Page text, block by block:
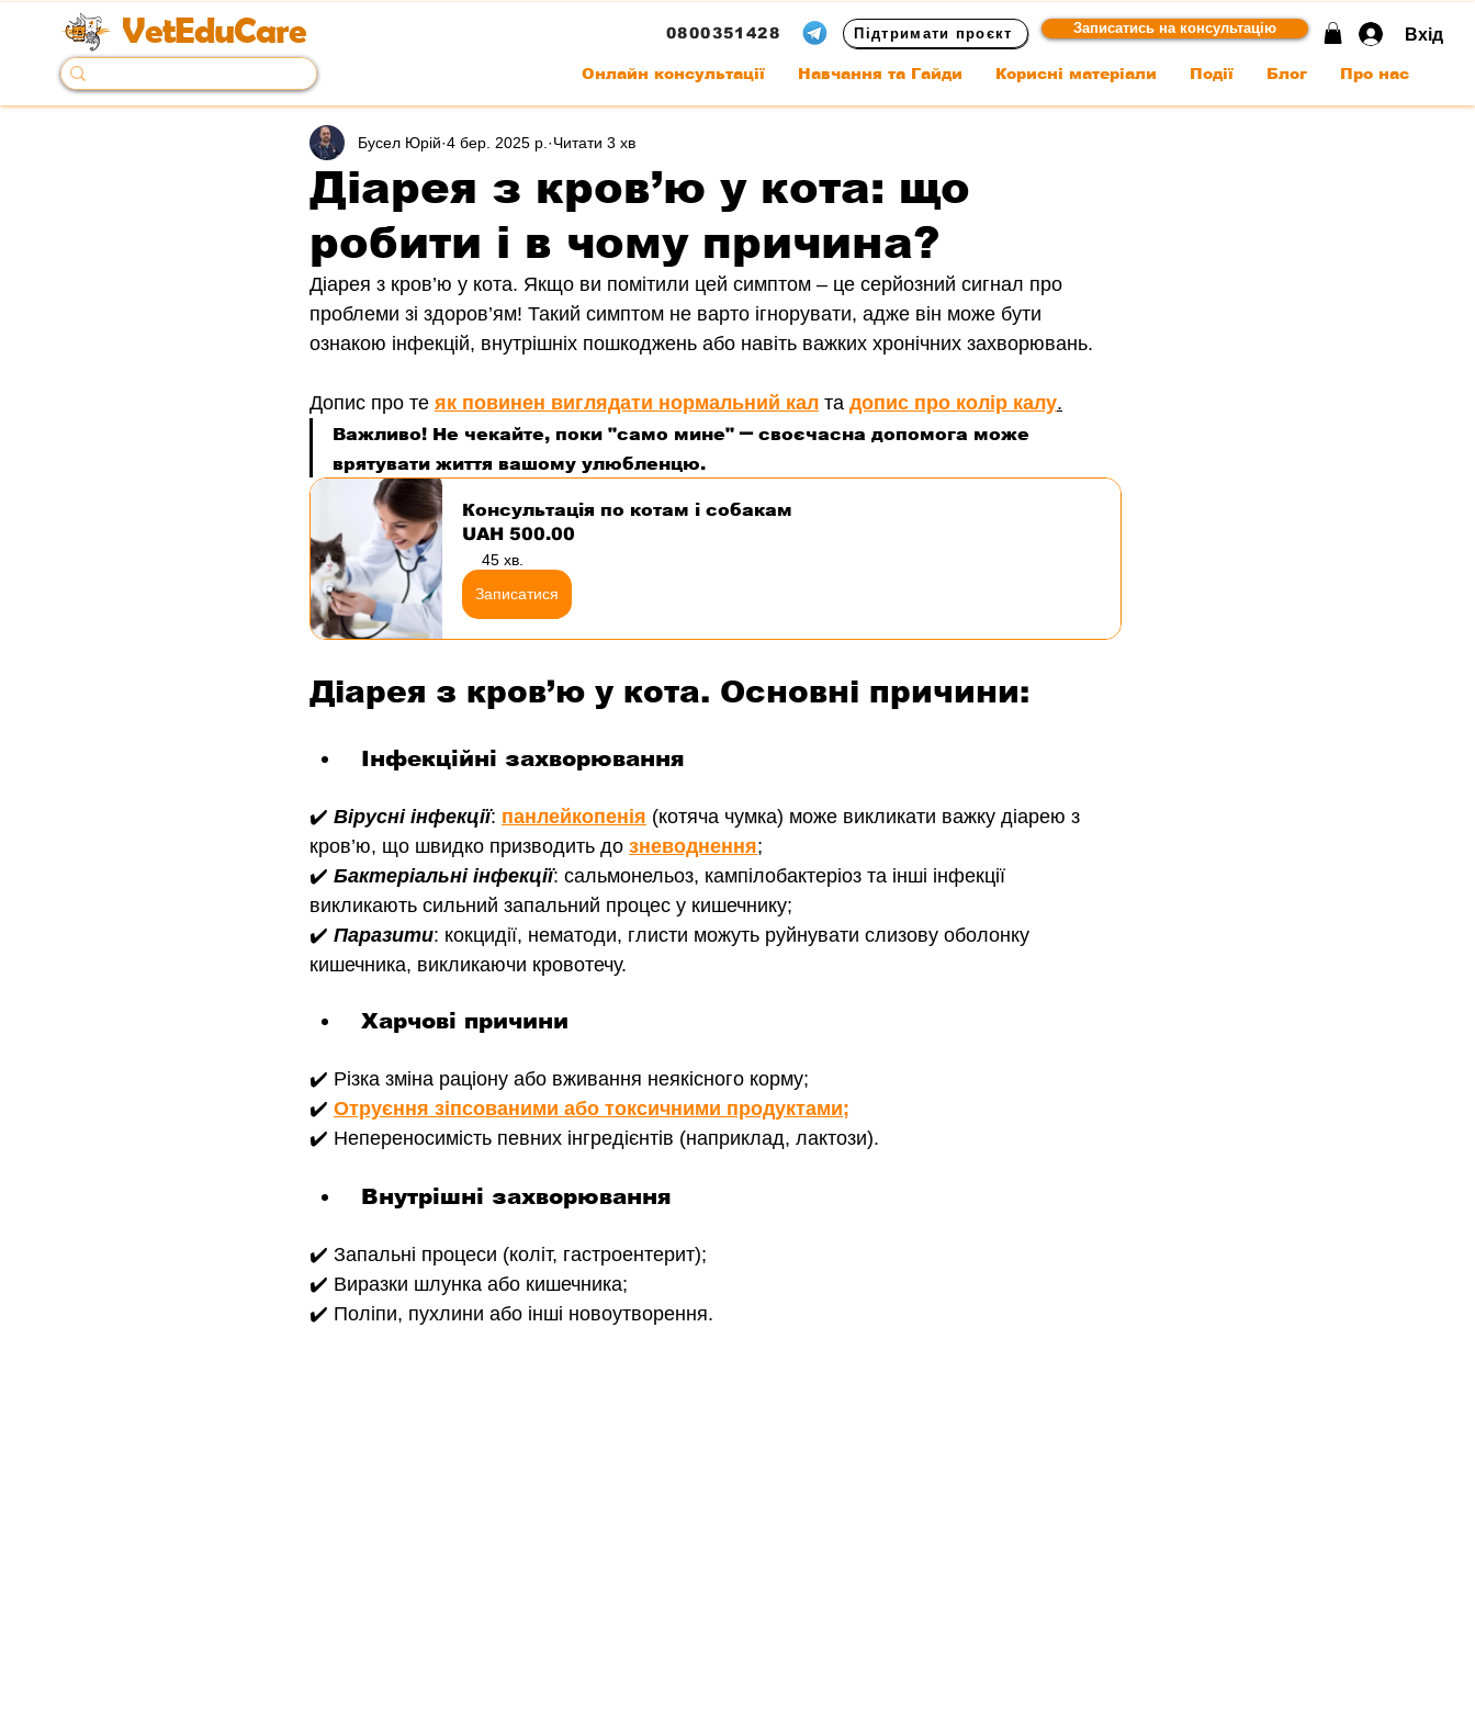
VetEduCare 0800351428 Підтримати проєкт Записатись на консультацію Вхід
Онлайн консультації Навчання та Гайди Корисні матеріали Події Блог Про нас
Діарея з кров’ю у кота: що
робити і в чому причина?
Бусел Юрій 4 бер. 2025 р. Читати 3 хв
Діарея з кров’ю у кота. Якщо ви помітили цей симптом – це серйозний сигнал про
проблеми зі здоров’ям! Такий симптом не варто ігнорувати, адже він може бути
ознакою інфекцій, внутрішніх пошкоджень або навіть важких хронічних захворювань.
Допис про те як повинен виглядати нормальний кал та допис про колір калу.
Важливо! Не чекайте, поки "само мине" – своєчасна допомога може
врятувати життя вашому улюбленцю.
Консультація по котам і собакам
UAH 500.00
45 хв.
Записатися
Діарея з кров’ю у кота. Основні причини:
Інфекційні захворювання
✔️ Вірусні інфекції: панлейкопенія (котяча чумка) може викликати важку діарею з
кров’ю, що швидко призводить до зневоднення;
✔️ Бактеріальні інфекції: сальмонельоз, кампілобактеріоз та інші інфекції
викликають сильний запальний процес у кишечнику;
✔️ Паразити: кокцидії, нематоди, глисти можуть руйнувати слизову оболонку
кишечника, викликаючи кровотечу.
Харчові причини
✔️ Різка зміна раціону або вживання неякісного корму;
✔️ Отруєння зіпсованими або токсичними продуктами;
✔️ Непереносимість певних інгредієнтів (наприклад, лактози).
Внутрішні захворювання
✔️ Запальні процеси (коліт, гастроентерит);
✔️ Виразки шлунка або кишечника;
✔️ Поліпи, пухлини або інші новоутворення.